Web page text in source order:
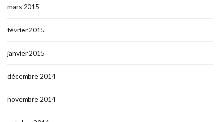
mars 2015
février 2015
janvier 2015
décembre 2014
novembre 2014